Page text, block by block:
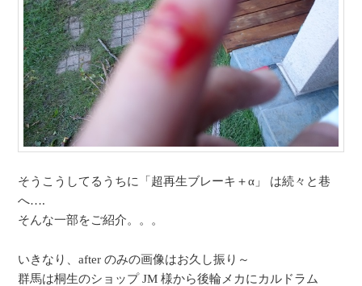
そうこうしてるうちに「超再生ブレーキ＋α」 は続々と巷
へ….
そんな一部をご紹介。。。
いきなり、after のみの画像はお久し振り～
群馬は桐生のショップ JM 様から後輪メカにカルドラム